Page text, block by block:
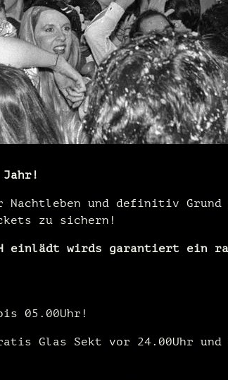
Jahr!
und definitiv Grund
zu sichern!
BASH einlädt wirds garantiert ein
05.00Uhr!
Glas Sekt vor 24.00Uhr und